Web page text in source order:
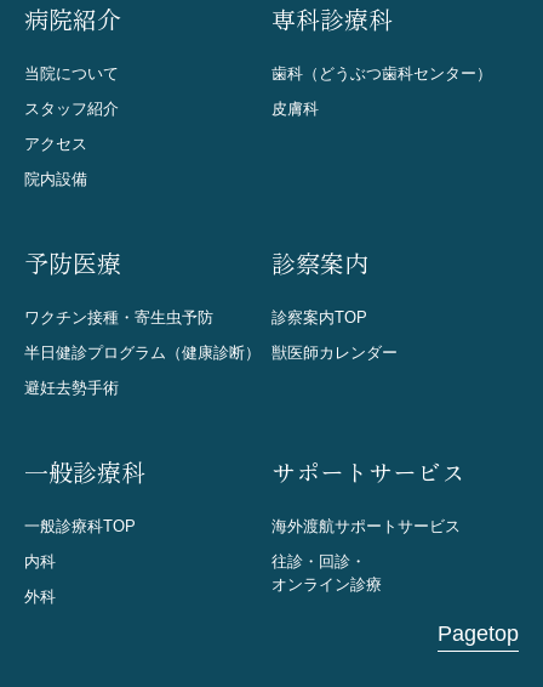
Pagetop
病院紹介
当院について
スタッフ紹介
アクセス
院内設備
専科診療科
歯科（どうぶつ歯科センター）
皮膚科
予防医療
ワクチン接種・寄生虫予防
半日健診プログラム（健康診断）
避妊去勢手術
診察案内
診察案内TOP
獣医師カレンダー
一般診療科
一般診療科TOP
内科
外科
サポートサービス
海外渡航サポートサービス
往診・回診・
オンライン診療